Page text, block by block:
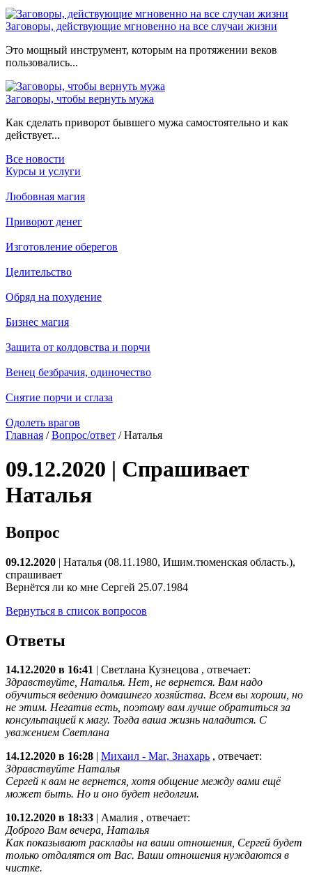
Заговоры, действующие мгновенно на все случаи жизни
Это мощный инструмент, которым на протяжении веков
пользовались...
Заговоры, чтобы вернуть мужа
Как сделать приворот бывшего мужа самостоятельно и как
действует...
Все новости
Курсы и услуги
Любовная магия
Приворот денег
Изготовление оберегов
Целительство
Обряд на похудение
Бизнес магия
Защита от колдовства и порчи
Венец безбрачия, одиночество
Снятие порчи и сглаза
Одолеть врагов
Главная /Вопрос/ответ / Наталья
09.12.2020 | Спрашивает
Наталья
Вопрос
09.12.2020 | Наталья (08.11.1980, Ишим.тюменская область.),
спрашивает
Вернётся ли ко мне Сергей 25.07.1984
Вернуться в список вопросов
Ответы
14.12.2020 в 16:41 Светлана Кузнецова , отвечает:
Здравствуйте, Наталья. Нет, не вернется. Вам надо
обучиться ведению домашнего хозяйства. Всем вы хороши, но
не этим. Негатив есть, поэтому вам лучше обратиться за
консультацией к магу. Тогда ваша жизнь наладится. С
уважением Светлана
14.12.2020 в 16:28
Михаил - Маг, Знахарь , отвечает:
Здравствуйте Наталья
Сергей к вам не вернется, хотя общение между вами ещё
может быть. Но и оно будет недолгим.
10.12.2020 в 18:33
Амалия , отвечает:
Доброго Вам вечера, Наталья
Как показывают расклады на ваши отношения, Сергей будет
только отдалятся от Вас. Ваши отношения нуждаются в
чистке.